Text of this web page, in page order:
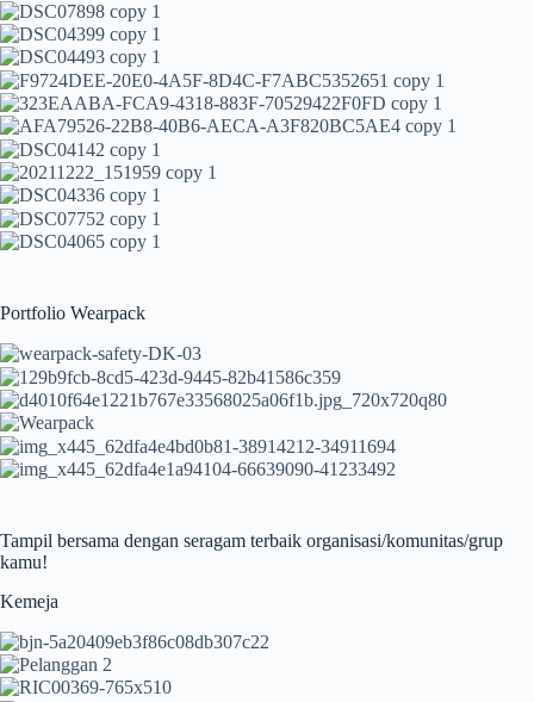
Portfolio Wearpack
Tampil bersama dengan seragam terbaik organisasi/komunitas/grup
kamu!
Kemeja